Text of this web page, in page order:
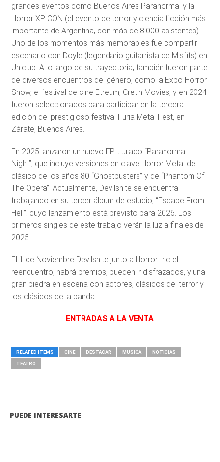
grandes eventos como Buenos Aires Paranormal y la
Horror XP CON (el evento de terror y ciencia ficción más
importante de Argentina, con más de 8.000 asistentes).
Uno de los momentos más memorables fue compartir
escenario con Doyle (legendario guitarrista de Misfits) en
Uniclub. A lo largo de su trayectoria, también fueron parte
de diversos encuentros del género, como la Expo Horror
Show, el festival de cine Etreum, Cretin Movies, y en 2024
fueron seleccionados para participar en la tercera
edición del prestigioso festival Furia Metal Fest, en
Zárate, Buenos Aires.
En 2025 lanzaron un nuevo EP titulado “Paranormal
Night”, que incluye versiones en clave Horror Metal del
clásico de los años 80 “Ghostbusters” y de “Phantom Of
The Opera”. Actualmente, Devilsnite se encuentra
trabajando en su tercer álbum de estudio, “Escape From
Hell”, cuyo lanzamiento está previsto para 2026. Los
primeros singles de este trabajo verán la luz a finales de
2025.
El 1 de Noviembre Devilsnite junto a Horror Inc el
reencuentro, habrá premios, pueden ir disfrazados, y una
gran piedra en escena con actores, clásicos del terror y
los clásicos de la banda.
ENTRADAS A LA VENTA
RELATED ITEMS CINE DESTACAR MUSICA NOTICIAS
TEATRO
PUEDE INTERESARTE